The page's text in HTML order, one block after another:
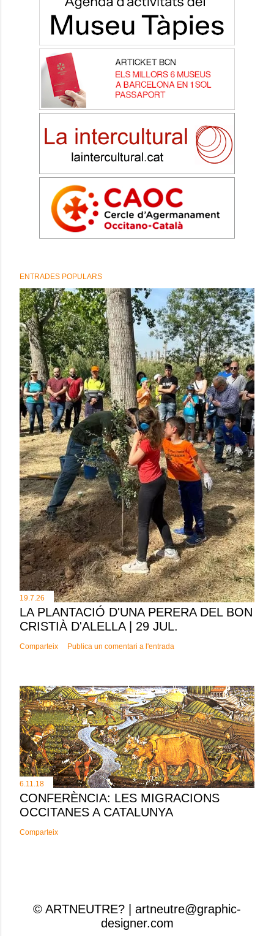
ENTRADES POPULARS
19.7.26
LA PLANTACIÓ D'UNA PERERA DEL BON
CRISTIÀ D'ALELLA | 29 JUL.
Comparteix Publica un comentari a l'entrada
6.11.18
CONFERÈNCIA: LES MIGRACIONS
OCCITANES A CATALUNYA
Comparteix
© ARTNEUTRE? | artneutre@graphic-
designer.com